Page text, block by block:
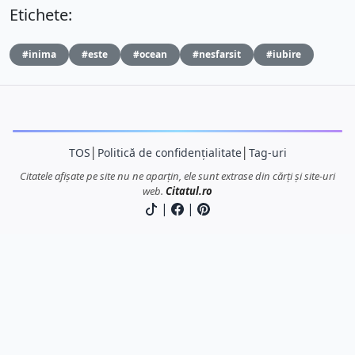
Etichete:
#inima #este #ocean #nesfarsit #iubire
TOS Politică de confidențialitate│ Tag-uri
Citatele afișate pe site nu ne aparțin, ele sunt extrase din cărți și site-uri
web. Citatul.ro
| |